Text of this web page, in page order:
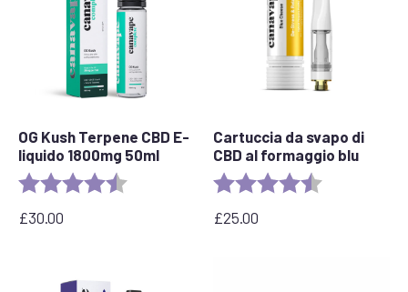
OG Kush Terpene CBD E-
liquido 1800mg 50ml
Valutazione: 4.6 out of 5 stars
£30.00
Cartuccia da svapo di
CBD al formaggio blu
Valutazione:
£25.00